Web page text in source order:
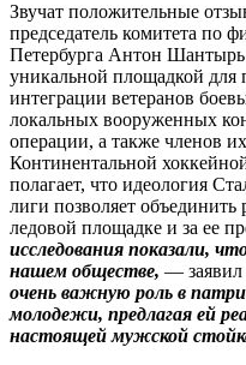
Звучат положительные
председатель комитета по
Петербурга Антон Шантырь
уникальной площадкой для
интеграции ветеранов
локальных вооруженных
операции, а также членов
Континентальной
полагает, что ­идеология
лиги позволяет
ледовой площадке и за ее
исследования показали,
нашем обществе, —
очень важную роль в
молодежи, предлагая ей
настоящей мужской